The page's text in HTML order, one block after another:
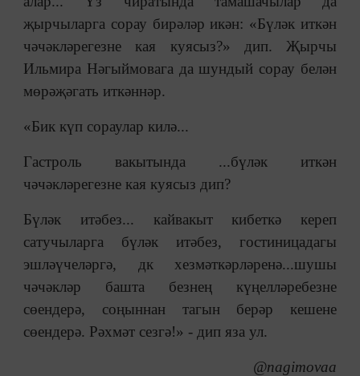
җырчыларга сорау бирәләр икән: «Бүләк иткән
чәчәкләрегезне кая куясыз?» дип. Җырчы
Ильмира Нәгыймовага да шундый сорау белән
мөрәҗәгать иткәннәр.
«Бик күп сораулар килә...
Гастроль вакытында ...бүләк иткән
чәчәкләрегезне кая куясыз дип?
Бүләк итәбез... кайвакыт кибеткә кереп
сатучыларга бүләк итәбез, гостиницадагы
эшләүчеләргә, дк хезмәткәрләренә...шушы
чәчәкләр башта безнең күңелләребезне
сөендерә, соңыннан тагын берәр кешене
сөендерә. Рәхмәт сезгә!» - дип яза ул.
@nagimovaa